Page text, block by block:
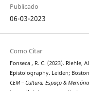
Publicado
06-03-2023
Como Citar
Fonseca , R. C. (2023). Riehle,
Epistolography. Leiden;
CEM – Cultura, Espaço & Memória